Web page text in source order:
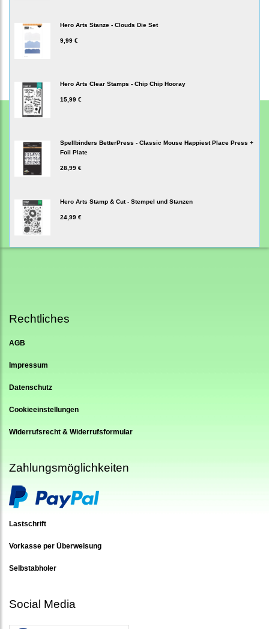
Hero Arts Stanze - Clouds Die Set
9,99 €
Hero Arts Clear Stamps - Chip Chip Hooray
15,99 €
Spellbinders BetterPress - Classic Mouse Happiest Place Press +
Foil Plate
28,99 €
Hero Arts Stamp & Cut - Stempel und Stanzen
24,99 €
Rechtliches
AGB
Impressum
Datenschutz
Cookieeinstellungen
Widerrufsrecht & Widerrufsformular
Zahlungsmöglichkeiten
Lastschrift
Vorkasse per Überweisung
Selbstabholer
Social Media